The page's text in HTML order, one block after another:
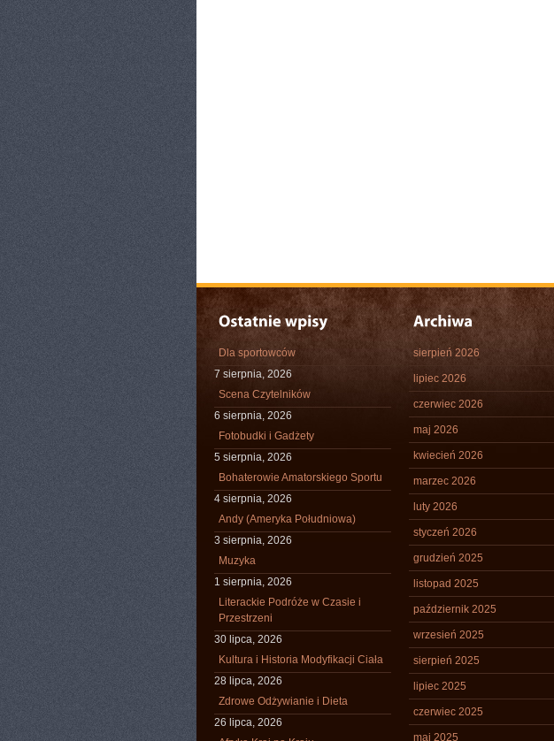
Dla sportowców
7 sierpnia, 2026
Scena Czytelników
6 sierpnia, 2026
Fotobudki i Gadżety
5 sierpnia, 2026
Bohaterowie Amatorskiego Sportu
4 sierpnia, 2026
Andy (Ameryka Południowa)
3 sierpnia, 2026
Muzyka
1 sierpnia, 2026
Literackie Podróże w Czasie i
Przestrzeni
30 lipca, 2026
Kultura i Historia Modyfikacji Ciała
28 lipca, 2026
Zdrowe Odżywianie i Dieta
26 lipca, 2026
sierpień 2026
lipiec 2026
czerwiec 2026
maj 2026
kwiecień 2026
marzec 2026
luty 2026
styczeń 2026
grudzień 2025
listopad 2025
październik 2025
wrzesień 2025
sierpień 2025
lipiec 2025
czerwiec 2025
maj 2025